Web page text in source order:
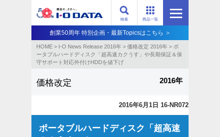
商品一覧
検索
創業50周年 特別企画・最新Topicsはこちら ＞
HOME > I-O News Release 2016年 > 価格改定 2016年 > ポ
ータブルハードディスク「超高速カクうす」や長期保証＆保
守サポート対応外付けHDDを値下げ
価格改定 2016年
2016年6月1日 16-NR072
ポータブルハードディスク「超高速